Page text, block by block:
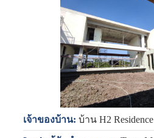
เจ้าของบ้าน: บ้าน H2 Residence